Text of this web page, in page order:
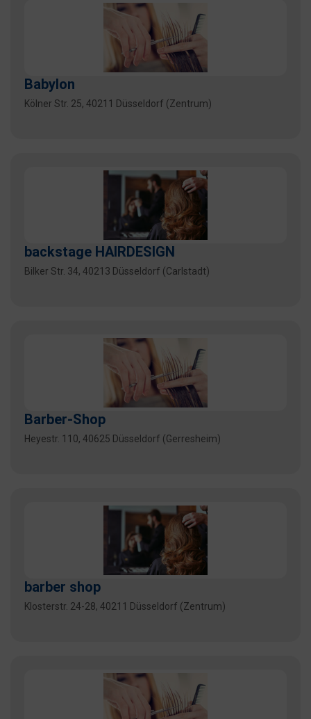
Babylon
Kölner Str. 25, 40211 Düsseldorf (Zentrum)
backstage HAIRDESIGN
Bilker Str. 34, 40213 Düsseldorf (Carlstadt)
Barber-Shop
Heyestr. 110, 40625 Düsseldorf (Gerresheim)
barber shop
Klosterstr. 24-28, 40211 Düsseldorf (Zentrum)